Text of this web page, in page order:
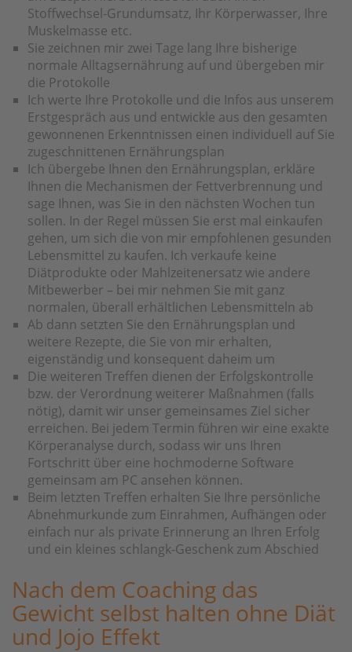
Stoffwechsel-Grundumsatz, Ihr Körperwasser, Ihre
Muskelmasse etc.
Sie zeichnen mir zwei Tage lang Ihre bisherige
normale Alltagsernährung auf und übergeben mir
die Protokolle
Ich werte Ihre Protokolle und die Infos aus unserem
Erstgespräch aus und entwickle aus den gesamten
gewonnenen Erkenntnissen einen individuell auf Sie
zugeschnittenen Ernährungsplan
Ich übergebe Ihnen den Ernährungsplan, erkläre
Ihnen die Mechanismen der Fettverbrennung und
sage Ihnen, was Sie in den nächsten Wochen tun
sollen. In der Regel müssen Sie erst mal einkaufen
gehen, um sich die von mir empfohlenen gesunden
Lebensmittel zu kaufen. Ich verkaufe keine
Diätprodukte oder Mahlzeitenersatz wie andere
Mitbewerber – bei mir nehmen Sie mit ganz
normalen, überall erhältlichen Lebensmitteln ab
Ab dann setzten Sie den Ernährungsplan und
weitere Rezepte, die Sie von mir erhalten,
eigenständig und konsequent daheim um
Die weiteren Treffen dienen der Erfolgskontrolle
bzw. der Verordnung weiterer Maßnahmen (falls
nötig), damit wir unser gemeinsames Ziel sicher
erreichen. Bei jedem Termin führen wir eine exakte
Körperanalyse durch, sodass wir uns Ihren
Fortschritt über eine hochmoderne Software
gemeinsam am PC ansehen können.
Beim letzten Treffen erhalten Sie Ihre persönliche
Abnehmurkunde zum Einrahmen, Aufhängen oder
einfach nur als private Erinnerung an Ihren Erfolg
und ein kleines schlangk-Geschenk zum Abschied
Nach dem Coaching das
Gewicht selbst halten ohne Diät
und Jojo Effekt